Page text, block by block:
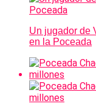
Un jugador de
en la Poceada